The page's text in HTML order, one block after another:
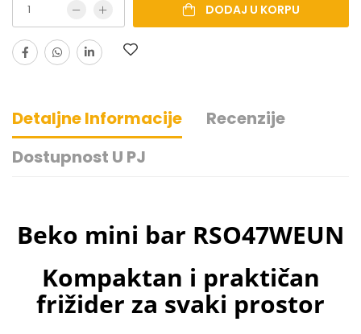
DODAJ U KORPU
Detaljne Informacije
Recenzije
Dostupnost U PJ
Beko mini bar RSO47WEUN
Kompaktan i praktičan
frižider za svaki prostor